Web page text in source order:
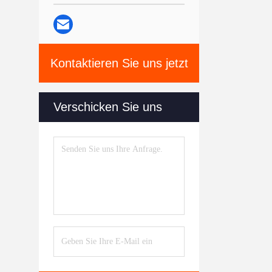
Kontaktieren Sie uns jetzt
Verschicken Sie uns